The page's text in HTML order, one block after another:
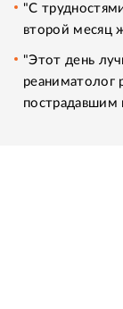
"С
второй месяц
"Этот день
реаниматолог
пострадавшим